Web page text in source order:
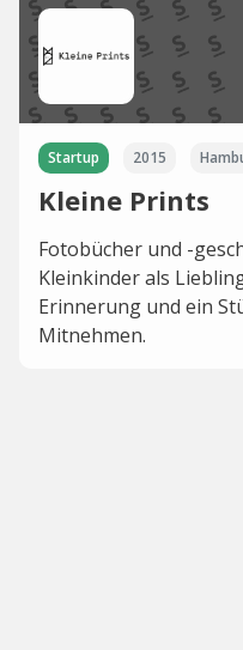
Startup 2015
Kleine Prints
Fotobücher und -
Kleinkinder als
Erinnerung und ein
Mitnehmen.